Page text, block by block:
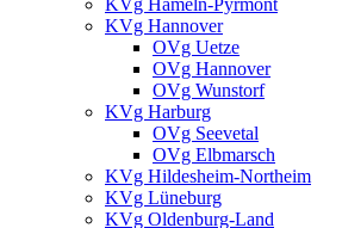
KVg Hameln-Pyrmont
KVg Hannover
OVg Uetze
OVg Hannover
OVg Wunstorf
KVg Harburg
OVg Seevetal
OVg Elbmarsch
KVg Hildesheim-Northeim
KVg Lüneburg
KVg Oldenburg-Land